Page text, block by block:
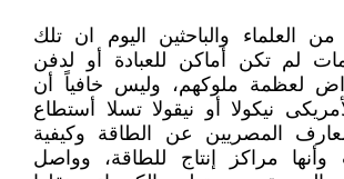
من العلماء والباحثين اليوم ان تلك
لم تكن أماكن للعبادة أو لدفن
لعظمة ‏ملوكهم، وليس خافياً أن
نيكولا أو نيقولا تسلا أستطاع
المصريين عن الطاقة وكيفية
وأنها مراكز إنتاج للطاقة، وواصل